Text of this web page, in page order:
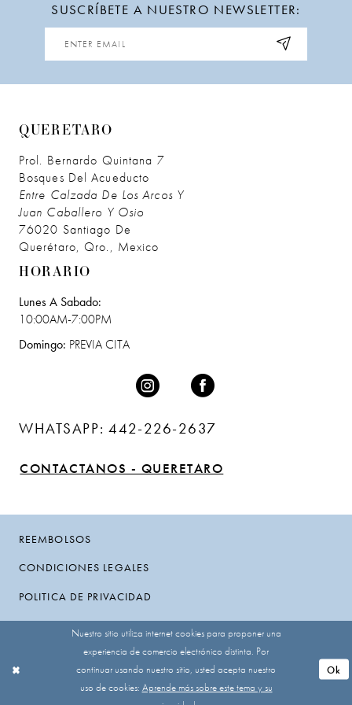
SUSCRÍBETE A NUESTRO NEWSLETTER:
QUERETARO
Prol. Bernardo Quintana 7
Bosques Del Acueducto
Entre Calzada De Los Arcos Y
Juan Caballero Y Osio
76020 Santiago De
Querétaro, Qro., Mexico
HORARIO
Lunes A Sabado:
10:00AM-7:00PM
Domingo: PREVIA CITA
WHATSAPP: 442-226-2637
CONTACTANOS - QUERETARO
REEMBOLSOS
CONDICIONES LEGALES
POLITICA DE PRIVACIDAD
Nuestro sitio utiliza internet cookies para proponer una
experiencia de comercio electrónico distinta. Por
continuar usando nuestro sitio, usted acepta nuestro
uso de cookies: Aprende más sobre este tema y su
Ok